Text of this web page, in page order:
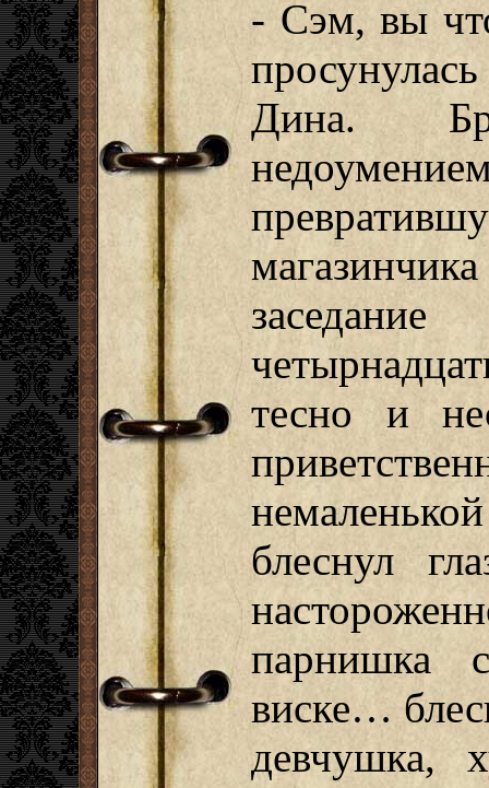
- Сэм, вы
Дина.
тесно и
блеснул
парнишка
виске…
девчушка,